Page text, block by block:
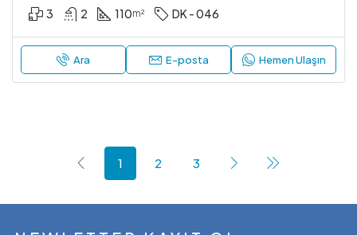
3 2 110m² DK - 046
Ara E-posta Hemen Ulaşın
1 2 3